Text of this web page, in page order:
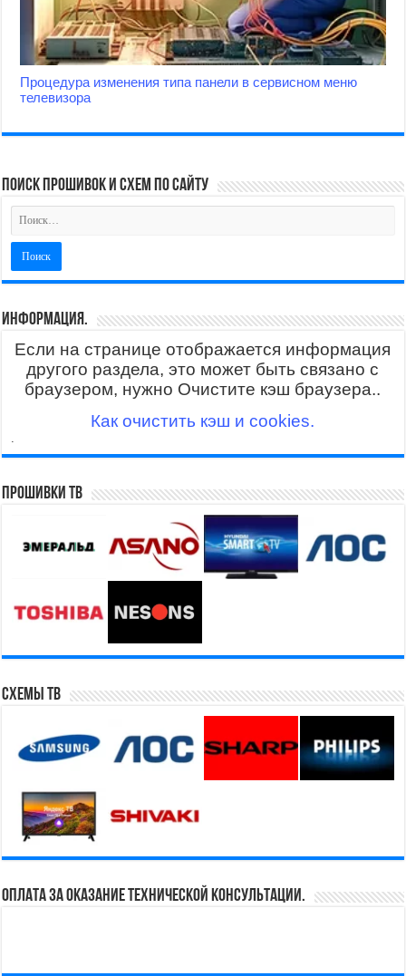
Процедура изменения типа панели в сервисном меню
телевизора
поиск прошивок и схем по сайту
Информация.
Если на странице отображается информация
другого раздела, это может быть связано с
браузером, нужно Очистите кэш браузера..
Как очистить кэш и cookies.
.
Прошивки ТВ
Схемы ТВ
Оплата за оказание технической консультации.